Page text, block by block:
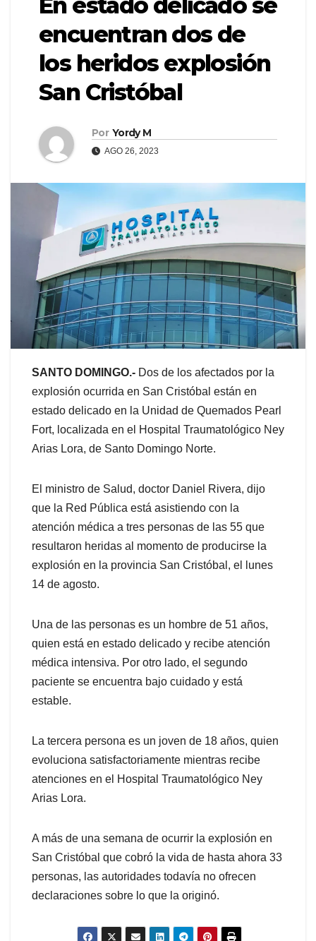
En estado delicado se
encuentran dos de
los heridos explosión
San Cristóbal
Por Yordy M
AGO 26, 2023
SANTO DOMINGO.- Dos de los afectados por la
explosión ocurrida en San Cristóbal están en
estado delicado en la Unidad de Quemados Pearl
Fort, localizada en el Hospital Traumatológico Ney
Arias Lora, de Santo Domingo Norte.
El ministro de Salud, doctor Daniel Rivera, dijo
que la Red Pública está asistiendo con la
atención médica a tres personas de las 55 que
resultaron heridas al momento de producirse la
explosión en la provincia San Cristóbal, el lunes
14 de agosto.
Una de las personas es un hombre de 51 años,
quien está en estado delicado y recibe atención
médica intensiva. Por otro lado, el segundo
paciente se encuentra bajo cuidado y está
estable.
La tercera persona es un joven de 18 años, quien
evoluciona satisfactoriamente mientras recibe
atenciones en el Hospital Traumatológico Ney
Arias Lora.
A más de una semana de ocurrir la explosión en
San Cristóbal que cobró la vida de hasta ahora 33
personas, las autoridades todavía no ofrecen
declaraciones sobre lo que la originó.